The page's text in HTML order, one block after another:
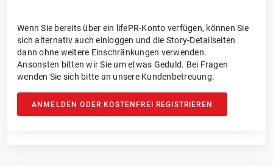
Wenn Sie bereits über ein lifePR-Konto verfügen, können Sie
sich alternativ auch einloggen und die Story-Detailseiten
dann ohne weitere Einschränkungen verwenden.
Ansonsten bitten wir Sie um etwas Geduld. Bei Fragen
wenden Sie sich bitte an unsere Kundenbetreuung.
ANMELDEN ODER KOSTENFREI REGISTRIEREN